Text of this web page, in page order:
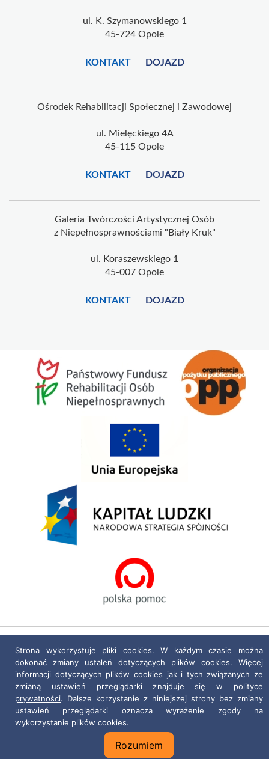
ul. K. Szymanowskiego 1
45-724 Opole
KONTAKT DOJAZD
Ośrodek Rehabilitacji Społecznej i Zawodowej
ul. Mielęckiego 4A
45-115 Opole
KONTAKT DOJAZD
Galeria Twórczości Artystycznej Osób
z Niepełnosprawnościami "Biały Kruk"
ul. Koraszewskiego 1
45-007 Opole
KONTAKT DOJAZD
Polityka prywatności Deklaracja dostępności
Projekt i realizacja:netkoncept.com
Strona wykorzystuje pliki cookies. W każdym czasie można
dokonać zmiany ustaleń dotyczących plików cookies. Więcej
informacji dotyczących plików cookies jak i tych związanych ze
zmianą ustawień przeglądarki znajduje się w polityce
prywatności. Dalsze korzystanie z niniejszej strony bez zmiany
ustawień przeglądarki oznacza wyrażenie zgody na
wykorzystanie plików cookies.
Rozumiem